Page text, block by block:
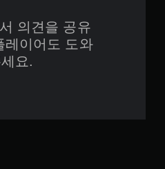
의견을 공유
레이어도 도와
요.